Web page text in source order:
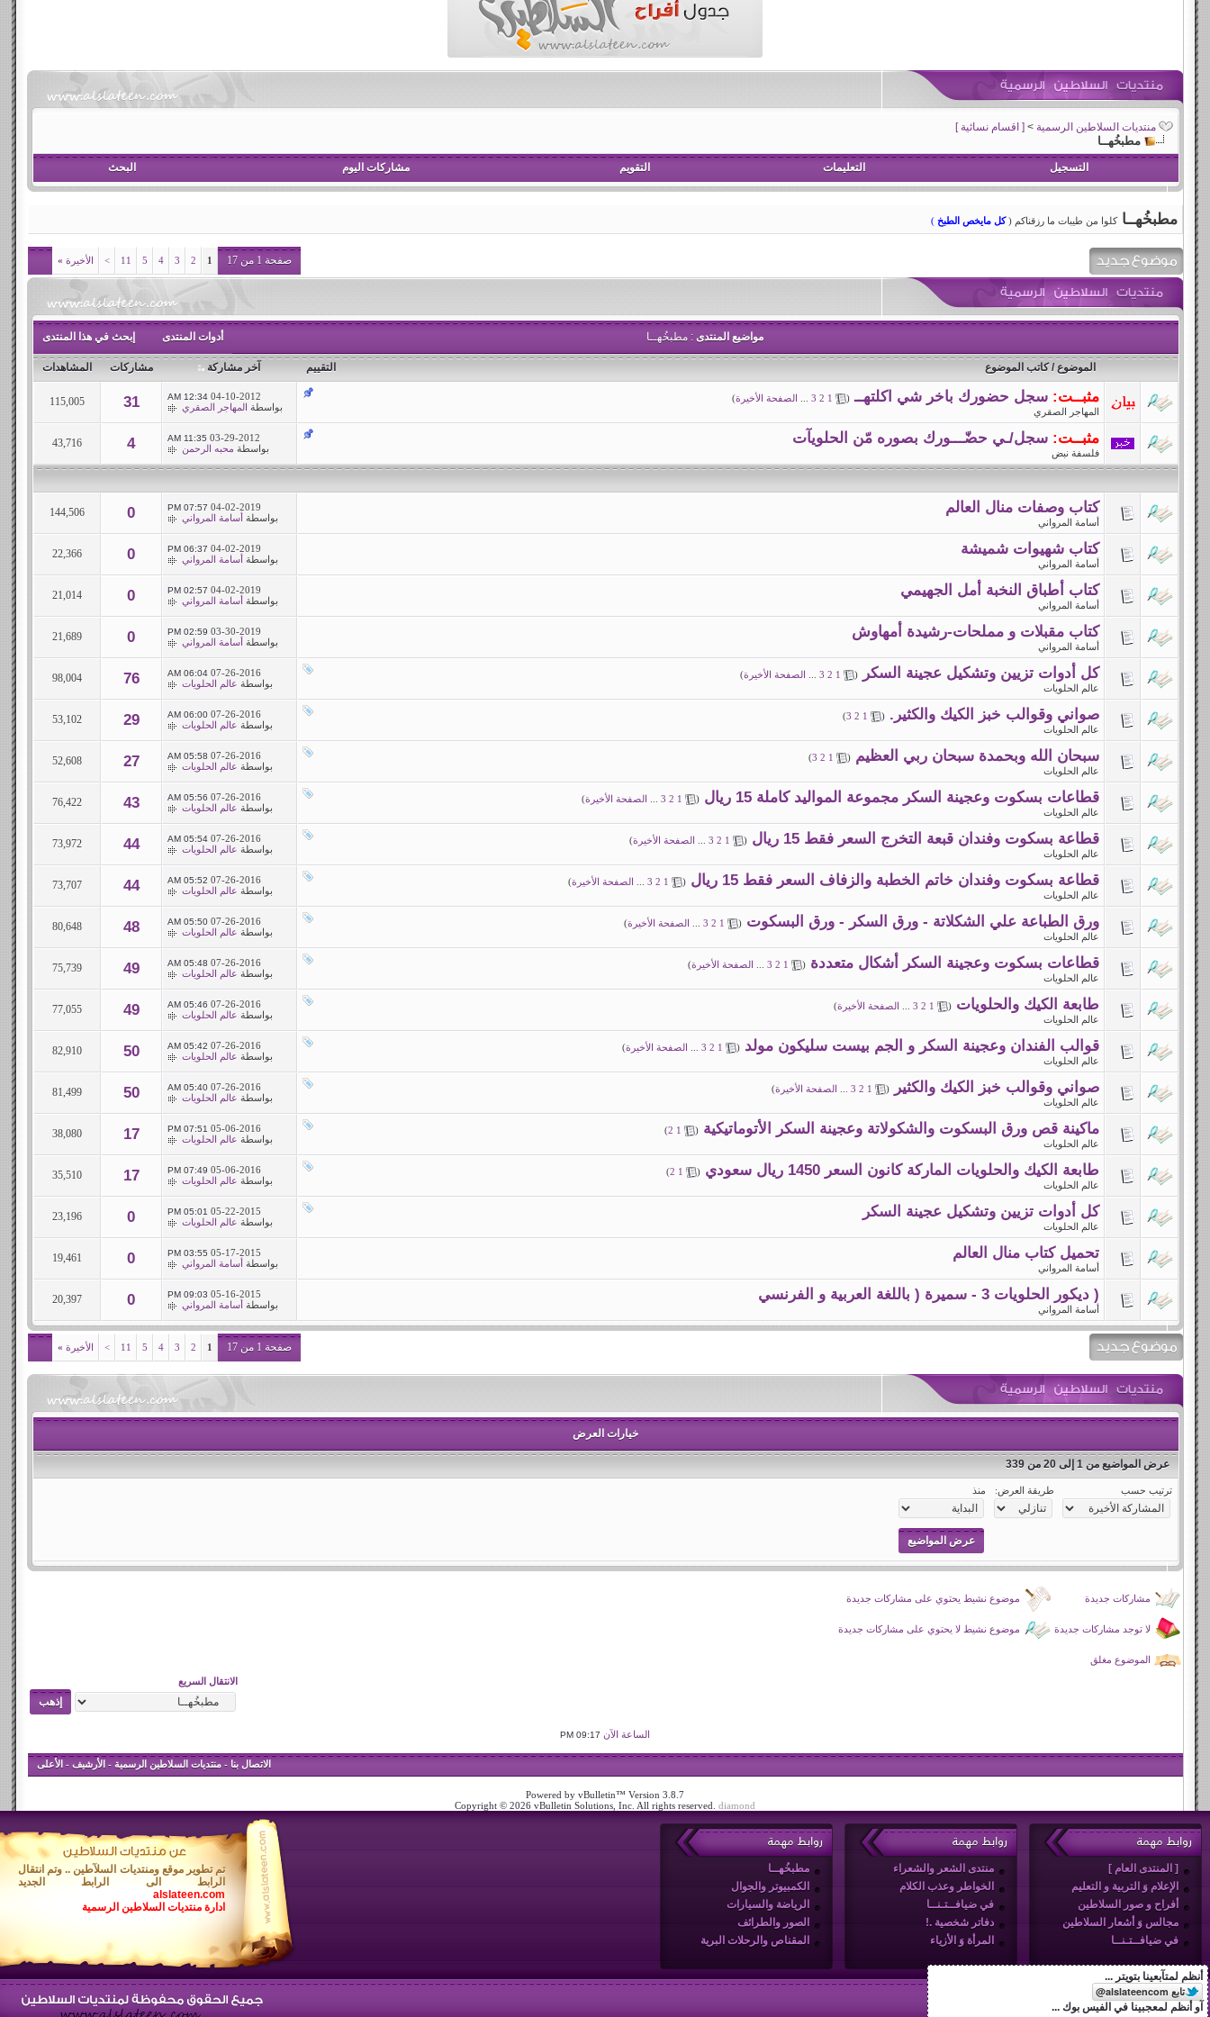
أنظم لمتآبعينا بتويتر ...
آو أنظم لمعجبينا في الفيس بوك ...
منتديات السلاطين الرسمية > [ اقسام نسائية ]
مطبخُهــا
التسجيل التعليمات التقويم مشاركات اليوم البحث
مطبخُهــا كلوا من طيبات ما رزقناكم (كل مايخص الطبخ)
صفحة 1 من 17 1
2
3
4
5
11
> الأخيرة »
مواضيع المنتدى: مطبخُهــا أدوات المنتدى إبحث في هذا المنتدى
التقييم الموضوع/كاتب الموضوع آخر مشاركة مشاركات المشاهدات
مثبــت: سجل حضورك باخر شي اكلتهــ (
1
2
3 الصفحة الأخيرة)
المهاجر الصقري
04-10-2012
12:34 AM
بواسطة المهاجر الصقري 31
115,005
مثبــت: سجل/ـي حضّـــورك بصوره مّن الحلويآت
فلسفة نبض
03-29-2012
11:35 AM
بواسطة محبه الرحمن 4
43,716
كتاب وصفات منال العالم
أسامة المرواني
04-02-2019
07:57 PM
بواسطةأسامة المرواني 0
144,506
كتاب شهيوات شميشة
أسامة المرواني
04-02-2019
06:37 PM
بواسطةأسامة المرواني 0
22,366
كتاب أطباق النخبة أمل الجهيمي
أسامة المرواني
04-02-2019
02:57 PM
بواسطةأسامة المرواني 0
21,014
كتاب مقبلات و مملحات-رشيدة أمهاوش
أسامة المرواني
03-30-2019
02:59 PM
بواسطةأسامة المرواني 0
21,689
كل أدوات تزيين وتشكيل عجينة السكر (
1
2
3 الصفحة الأخيرة)
عالم الحلويات
07-26-2016
06:04 AM
بواسطة عالم الحلويات 76
98,004
صواني وقوالب خبز الكيك والكثير. (
1
2
3
)
عالم الحلويات
07-26-2016
06:00 AM
بواسطة عالم الحلويات 29
53,102
سبحان الله وبحمدة سبحان ربي العظيم (
1
2
3
)
عالم الحلويات
07-26-2016
05:58 AM
بواسطة عالم الحلويات 27
52,608
قطاعات بسكوت وعجينة السكر مجموعة المواليد كاملة 15 ريال (
1
2
3 الصفحة الأخيرة)
عالم الحلويات
07-26-2016
05:56 AM
بواسطة عالم الحلويات 43
76,422
قطاعة بسكوت وفندان قبعة التخرج السعر فقط 15 ريال (
1
2
3 الصفحة الأخيرة)
عالم الحلويات
07-26-2016
05:54 AM
بواسطة عالم الحلويات 44
73,972
قطاعة بسكوت وفندان خاتم الخطبة والزفاف السعر فقط 15 ريال (
1
2
3 الصفحة الأخيرة)
عالم الحلويات
07-26-2016
05:52 AM
بواسطة عالم الحلويات 44
73,707
ورق الطباعة علي الشكلاتة - ورق السكر - ورق البسكوت (
1
2
3 الصفحة الأخيرة)
عالم الحلويات
07-26-2016
05:50 AM
بواسطة عالم الحلويات 48
80,648
قطاعات بسكوت وعجينة السكر أشكال متعددة (
1
2
3 الصفحة الأخيرة)
عالم الحلويات
07-26-2016
05:48 AM
بواسطة عالم الحلويات 49
75,739
طابعة الكيك والحلويات (
1
2
3 الصفحة الأخيرة)
عالم الحلويات
07-26-2016
05:46 AM
بواسطة عالم الحلويات 49
77,055
قوالب الفندان وعجينة السكر و الجم بيست سليكون مولد (
1
2
3 الصفحة الأخيرة)
عالم الحلويات
07-26-2016
05:42 AM
بواسطة عالم الحلويات 50
82,910
صواني وقوالب خبز الكيك والكثير (
1
2
3 الصفحة الأخيرة)
عالم الحلويات
07-26-2016
05:40 AM
بواسطة عالم الحلويات 50
81,499
ماكينة قص ورق البسكوت والشكولاتة وعجينة السكر الأتوماتيكية (
1
2
)
عالم الحلويات
05-06-2016
07:51 PM
بواسطة عالم الحلويات 17
38,080
طابعة الكيك والحلويات الماركة كانون السعر 1450 ريال سعودي (
1
2
)
عالم الحلويات
05-06-2016
07:49 PM
بواسطة عالم الحلويات 17
35,510
كل أدوات تزيين وتشكيل عجينة السكر
عالم الحلويات
05-22-2015
05:01 PM
بواسطة عالم الحلويات 0
23,196
تحميل كتاب منال العالم
أسامة المرواني
05-17-2015
03:55 PM
بواسطةأسامة المرواني 0
19,461
( ديكور الحلويات 3 - سميرة ( باللغة العربية و الفرنسي
أسامة المرواني
05-16-2015
09:03 PM
بواسطةأسامة المرواني 0
20,397
صفحة 1 من 17 1
2
3
4
5
11
> الأخيرة »
خيارات العرض
عرض المواضيع من 1 إلى 20 من 339
ترتيب حسب طريقة العرض: منذ
مشاركات جديدة موضوع نشيط يحتوي على مشاركات جديدة
لا توجد مشاركات جديدة موضوع نشيط لا يحتوي على مشاركات جديدة
الموضوع مغلق
الانتقال السريع
الساعة الآن 09:17 PM
الاتصال بنا -منتديات السلاطين الرسمية - الأرشيف - الأعلى
Powered by vBulletin™ Version 3.8.7
Copyright © 2026 vBulletin Solutions, Inc. All rights reserved. diamond
روابط مهمة
[ المنتدى العام ]
الإعلام وَ التربية و التعليم
أفراح و صور السلاطين
مجالس وَ أشعار السلاطين
في ضيافــتـنــا
روابط مهمة
منتدى الشعر والشعراء
الخواطر وعذب الكلام
في ضيافــتـنــا
دفاتر شخصية .!
المرأة وَ الأزياء
روابط مهمة
مطبخُهــا
الكمبيوتر والجوال
الرياضة والسيارات
الصور والطرائف
المقناص والرحلات البرية
تم تطوير موقع ومنتديات السلآطين .. وتم انتقال
الرابط الى الرابط الجديد
alslateen.com
ادارة منتديات السلاطين الرسمية